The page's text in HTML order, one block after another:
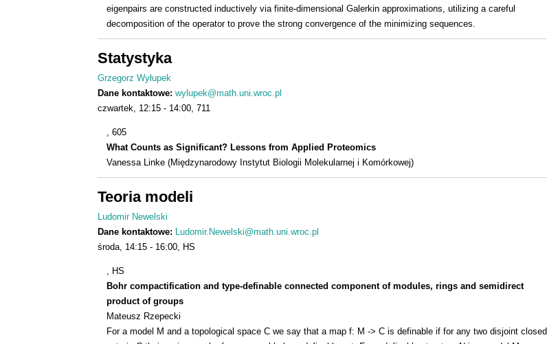
eigenpairs are constructed inductively via finite-dimensional Galerkin approximations, utilizing a careful
decomposition of the operator to prove the strong convergence of the minimizing sequences.
Statystyka
Grzegorz Wyłupek
Dane kontaktowe: wylupek@math.uni.wroc.pl
czwartek 12:15 14:00 711
, 605
What Counts as Significant? Lessons from Applied Proteomics
Vanessa Linke (Międzynarodowy Instytut Biologii Molekularnej i Komórkowej)
Teoria modeli
Ludomir Newelski
Dane kontaktowe: Ludomir.Newelski@math.uni.wroc.pl
środa 14:15 16:00 HS
, HS
Bohr compactification and type-definable connected component of modules, rings and semidirect
product of groups
Mateusz Rzepecki
For a model M and a topological space C we say that a map f: M -> C is definable if for any two disjoint closed